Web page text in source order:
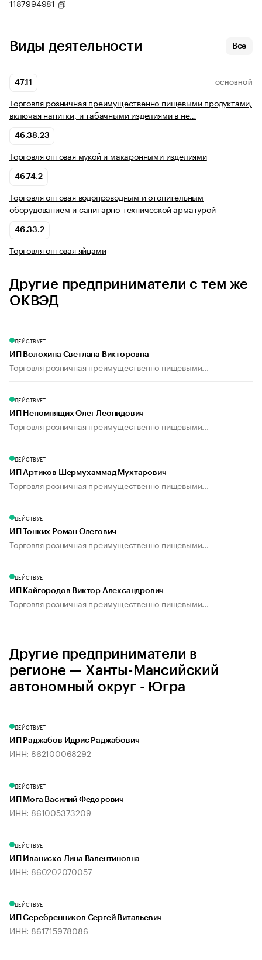
1187994981
Виды деятельности Все
47.11 ОСНОВНОЙ
Торговля розничная преимущественно пищевыми продуктами,
включая напитки, и табачными изделиями в не…
46.38.23
Торговля оптовая мукой и макаронными изделиями
46.74.2
Торговля оптовая водопроводным и отопительным
оборудованием и санитарно-технической арматурой
46.33.2
Торговля оптовая яйцами
Другие предприниматели с тем же
ОКВЭД
ДЕЙСТВУЕТ
ИП Волохина Светлана Викторовна
Торговля розничная преимущественно пищевыми...
ДЕЙСТВУЕТ
ИП Непомнящих Олег Леонидович
Торговля розничная преимущественно пищевыми...
ДЕЙСТВУЕТ
ИП Артиков Шермухаммад Мухтарович
Торговля розничная преимущественно пищевыми...
ДЕЙСТВУЕТ
ИП Тонких Роман Олегович
Торговля розничная преимущественно пищевыми...
ДЕЙСТВУЕТ
ИП Кайгородов Виктор Александрович
Торговля розничная преимущественно пищевыми...
Другие предприниматели в
регионе — Ханты-Мансийский
автономный округ - Югра
ДЕЙСТВУЕТ
ИП Раджабов Идрис Раджабович
ИНН: 862100068292
ДЕЙСТВУЕТ
ИП Мога Василий Федорович
ИНН: 861005373209
ДЕЙСТВУЕТ
ИП Иваниско Лина Валентиновна
ИНН: 860202070057
ДЕЙСТВУЕТ
ИП Серебренников Сергей Витальевич
ИНН: 861715978086